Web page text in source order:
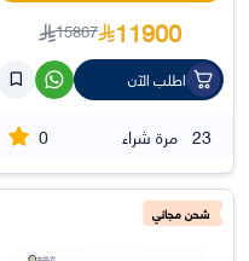
11900
15867
اطلب الآن
23 مرة شراء 0
شحن مجاني